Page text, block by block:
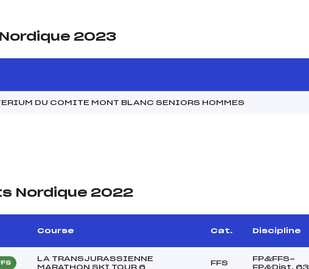
2023
DU COMITE MONT BLANC SENIORS HOMMES
Nordique 2022
Course Cat. Discipline
LA TRANSJURASSIENNE
MARATHON SKI TOUR 6
FFS
FP&FFS-
FP&Dist. 63